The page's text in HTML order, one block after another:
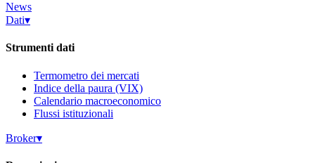
News
Dati▾
Strumenti dati
Termometro dei mercati
Indice della paura (VIX)
Calendario macroeconomico
Flussi istituzionali
Broker▾